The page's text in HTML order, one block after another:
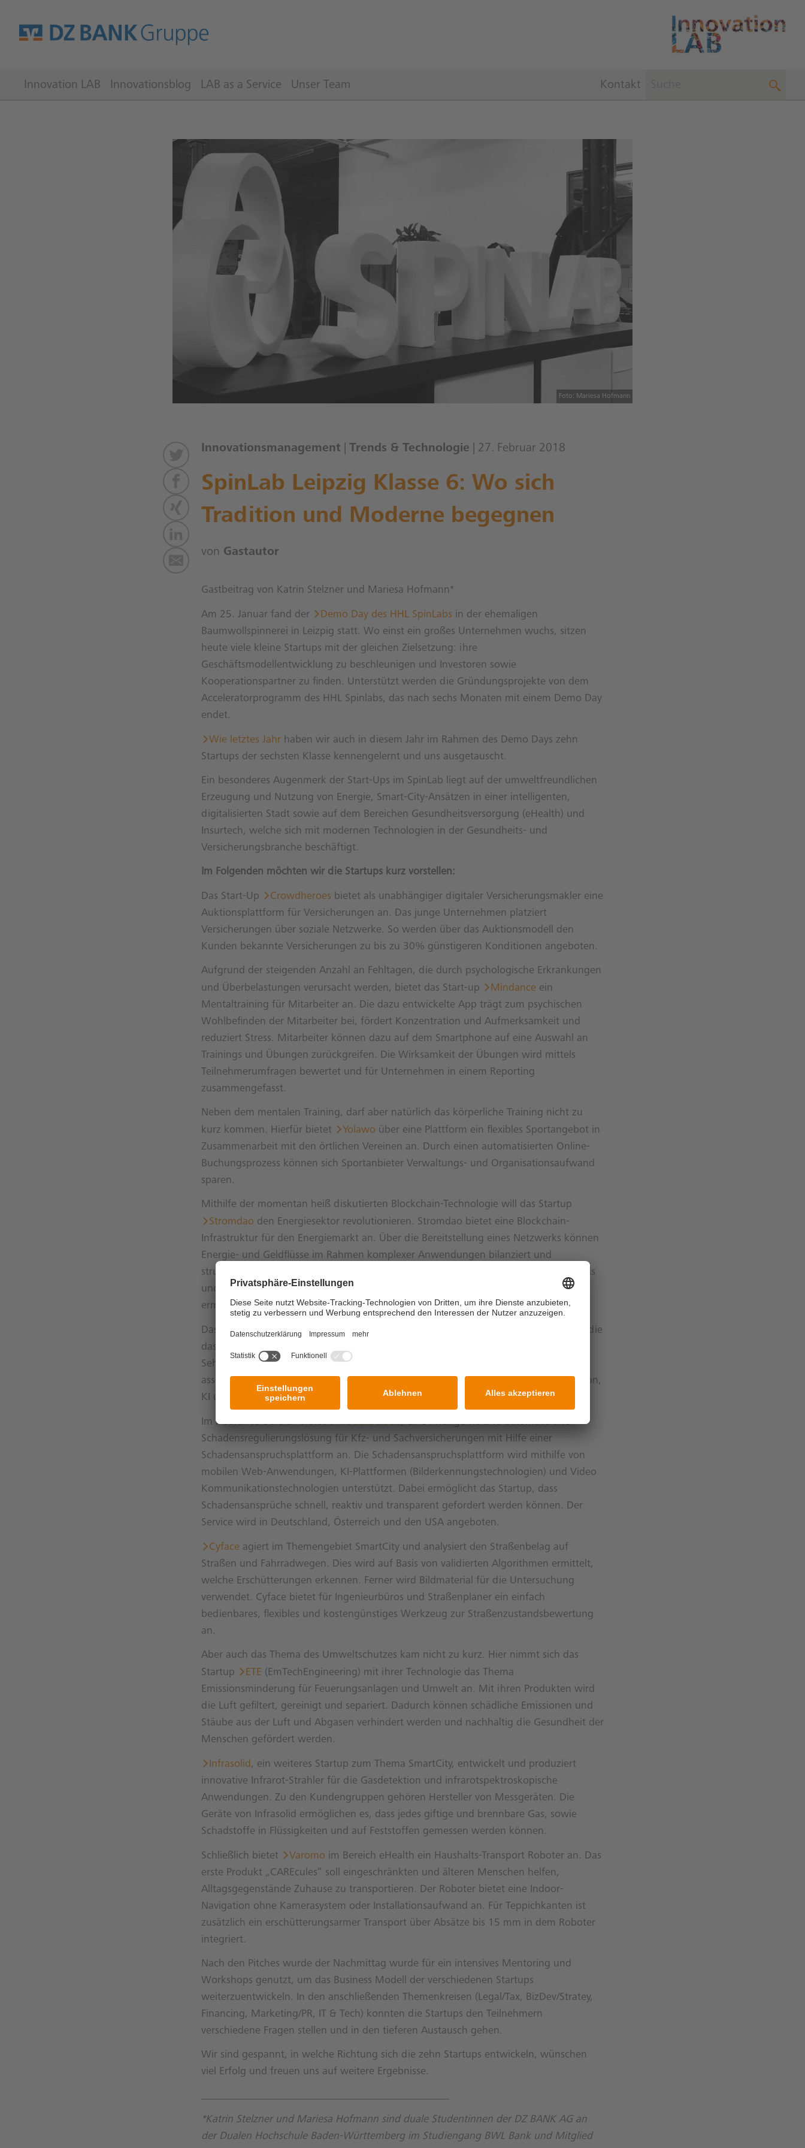
Innovation LAB Innovationsblog LAB as a Service Unser Team Kontakt
Foto: Mariesa Hofmann
Innovationsmanagement Trends & Technologie | 27. Februar 2018
SpinLab Leipzig Klasse 6: Wo sich
Tradition und Moderne begegnen
von Gastautor
Gastbeitrag von Katrin Stelzner und Mariesa Hofmann*
Am 25. Januar fand der Demo Day des HHL SpinLabs in der ehemaligen
Baumwollspinnerei in Leizpig statt. Wo einst ein großes Unternehmen wuchs, sitzen
heute viele kleine Startups mit der gleichen Zielsetzung: ihre
Geschäftsmodellentwicklung zu beschleunigen und Investoren sowie
Kooperationspartner zu finden. Unterstützt werden die Gründungsprojekte von dem
Acceleratorprogramm des HHL Spinlabs, das nach sechs Monaten mit einem Demo Day
endet.
Wie letztes Jahr haben wir auch in diesem Jahr im Rahmen des Demo Days zehn
Startups der sechsten Klasse kennengelernt und uns ausgetauscht.
Ein besonderes Augenmerk der Start-Ups im SpinLab liegt auf der umweltfreundlichen
Erzeugung und Nutzung von Energie, Smart-City-Ansätzen in einer intelligenten,
digitalisierten Stadt sowie auf dem Bereichen Gesundheitsversorgung (eHealth) und
Insurtech, welche sich mit modernen Technologien in der Gesundheits- und
Versicherungsbranche beschäftigt.
Im Folgenden möchten wir die Startups kurz vorstellen:
Das Start-Up Crowdheroes bietet als unabhängiger digitaler Versicherungsmakler eine
Auktionsplattform für Versicherungen an. Das junge Unternehmen platziert
Versicherungen über soziale Netzwerke. So werden über das Auktionsmodell den
Kunden bekannte Versicherungen zu bis zu 30% günstigeren Konditionen angeboten.
Aufgrund der steigenden Anzahl an Fehltagen, die durch psychologische Erkrankungen
und Überbelastungen verursacht werden, bietet das Start-up
Mindance ein
Mentaltraining für Mitarbeiter an. Die dazu entwickelte App trägt zum psychischen
Wohlbefinden der Mitarbeiter bei, fördert Konzentration und Aufmerksamkeit und
reduziert Stress. Mitarbeiter können dazu auf dem Smartphone auf eine Auswahl an
Trainings und Übungen zurückgreifen. Die Wirksamkeit der Übungen wird mittels
Teilnehmerumfragen bewertet und für Unternehmen in einem Reporting
zusammengefasst.
Neben dem mentalen Training, darf aber natürlich das körperliche Training nicht zu
kurz kommen. Hierfür bietet
Yolawo über eine Plattform ein flexibles Sportangebot in
Zusammenarbeit mit den örtlichen Vereinen an. Durch einen automatisierten Online-
Buchungsprozess können sich Sportanbieter Verwaltungs- und Organisationsaufwand
sparen.
Mithilfe der momentan heiß diskutierten Blockchain-Technologie will das Startup
Stromdao den Energiesektor revolutionieren. Stromdao bietet eine Blockchain-
Infrastruktur für den Energiemarkt an. Über die Bereitstellung eines Netzwerks können
Energie- und Geldflüsse im Rahmen komplexer Anwendungen bilanziert und
strukturiert werden. Neben dem Netzwerk bietet das Startup ein Set an Softwaretools
und -bibliotheken an, um die Integration in bestehende IT-Landschaften zu
ermöglichen.
Das Berliner Deep Tech AiServe
Startup entwickelt Produkte und Dienstleistungen, die
das Leben von rund 1,5 Billionen Personen verbessern könnten. Die Zielgruppe sind
Sehbehinderte, Blinde und alte Menschen. Das erste entwickelte Produkt ist eine
assistierende Navigation-Smart-Brille. Die Navigationsbrille bietet eine Computer Vision,
KI und kostengünstige Hardware an.
Im Insurance-Bereich bietet MotionsCloud, eine intelligente und automatisierte
Schadensregulierungslösung für Kfz- und Sachversicherungen mit Hilfe einer
Schadensanspruchsplattform an. Die Schadensanspruchsplattform wird mithilfe von
mobilen Web-Anwendungen, KI-Plattformen (Bilderkennungstechnologien) und Video
Kommunikationstechnologien unterstützt. Dabei ermöglicht das Startup, dass
Schadensansprüche schnell, reaktiv und transparent gefordert werden können. Der
Service wird in Deutschland, Österreich und den USA angeboten.
Cyface agiert im Themengebiet SmartCity und analysiert den Straßenbelag auf
Straßen und Fahrradwegen. Dies wird auf Basis von validierten Algorithmen ermittelt,
welche Erschütterungen erkennen. Ferner wird Bildmaterial für die Untersuchung
verwendet. Cyface bietet für Ingenieurbüros und Straßenplaner ein einfach
bedienbares, flexibles und kostengünstiges Werkzeug zur Straßenzustandsbewertung
an.
Aber auch das Thema des Umweltschutzes kam nicht zu kurz. Hier nimmt sich das
Startup
ETE (EmTechEngineering) mit ihrer Technologie das Thema
Emissionsminderung für Feuerungsanlagen und Umwelt an. Mit ihren Produkten wird
die Luft gefiltert, gereinigt und separiert. Dadurch können schädliche Emissionen und
Stäube aus der Luft und Abgasen verhindert werden und nachhaltig die Gesundheit der
Menschen gefördert werden.
Infrasolid, ein weiteres Startup zum Thema SmartCity, entwickelt und produziert
innovative Infrarot-Strahler für die Gasdetektion und infrarotspektroskopische
Anwendungen. Zu den Kundengruppen gehören Hersteller von Messgeräten. Die
Geräte von Infrasolid ermöglichen es, dass jedes giftige und brennbare Gas, sowie
Schadstoffe in Flüssigkeiten und auf Feststoffen gemessen werden können.
Schließlich bietet Varomo im Bereich eHealth ein Haushalts-Transport Roboter an. Das
erste Produkt „CAREcules“ soll eingeschränkten und älteren Menschen helfen,
Alltagsgegenstände Zuhause zu transportieren. Der Roboter bietet eine Indoor-
Navigation ohne Kamerasystem oder Installationsaufwand an. Für Teppichkanten ist
zusätzlich ein erschütterungsarmer Transport über Absätze bis 15 mm in dem Roboter
integriert.
Nach den Pitches wurde der Nachmittag wurde für ein intensives Mentoring und
Workshops genutzt, um das Business Modell der verschiedenen Startups
weiterzuentwickeln. In den anschließenden Themenkreisen (Legal/Tax, BizDev/Stratey,
Financing, Marketing/PR, IT & Tech) konnten die Startups den Teilnehmern
verschiedene Fragen stellen und in den tieferen Austausch gehen.
Wir sind gespannt, in welche Richtung sich die zehn Startups entwickeln, wünschen
viel Erfolg und freuen uns auf weitere Ergebnisse.
*Katrin Stelzner und Mariesa Hofmann sind duale Studentinnen der DZ BANK AG an
der Dualen Hochschule Baden-Württemberg im Studiengang BWL Bank und Mitglied